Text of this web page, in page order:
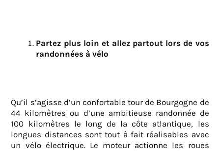
Partez plus loin et allez partout lors de vos
randonnées à vélo
Qu’il s’agisse d’un confortable tour de Bourgogne de
44 kilomètres ou d’une ambitieuse randonnée de
100 kilomètres le long de la côte atlantique, les
longues distances sont tout à fait réalisables avec
un vélo électrique. Le moteur actionne les roues